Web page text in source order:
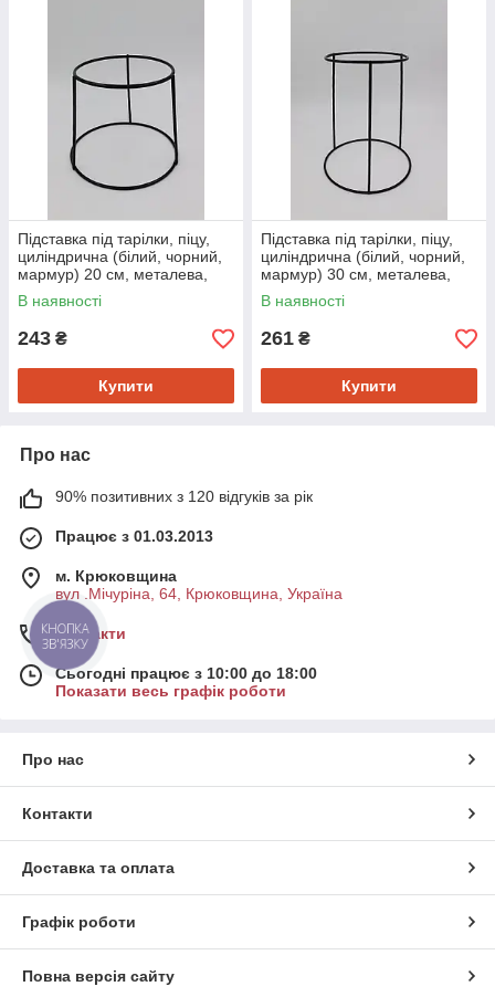
Підставка під тарілки, піцу,
циліндрична (білий, чорний,
мармур) 20 см, металева,
для сервірування і декору
В наявності
243 ₴
Купити
Підставка під тарілки, піцу,
циліндрична (білий, чорний,
мармур) 30 см, металева,
для сервірування і декору
В наявності
261 ₴
Купити
Про нас
90% позитивних з 120 відгуків за рік
Працює з 01.03.2013
м. Крюковщина
вул .Мічуріна, 64, Крюковщина, Україна
Контакти
Сьогодні працює з 10:00 до 18:00
Показати весь графік роботи
Про нас
Контакти
Доставка та оплата
Графік роботи
Повна версія сайту
КНОПКА
ЗВ'ЯЗКУ